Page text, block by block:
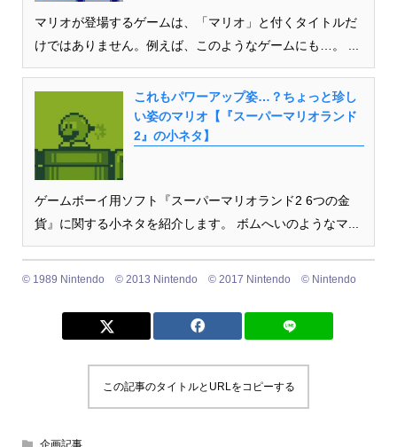
マリオが登場するゲームは、「マリオ」と付くタイトルだ
けではありません。例えば、このようなゲームにも…。 ...
これもパワーアップ姿…？ちょっと珍し
い姿のマリオ【『スーパーマリオランド
2』の小ネタ】
ゲームボーイ用ソフト『スーパーマリオランド2 6つの金
貨』に関する小ネタを紹介します。 ボムへいのようなマ...
© 1989 Nintendo © 2013 Nintendo © 2017 Nintendo © Nintendo
この記事のタイトルとURLをコピーする
企画記事